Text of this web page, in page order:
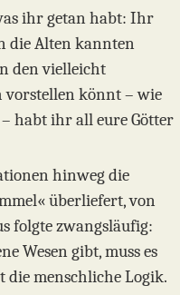
ihr getan habt: Ihr
die Alten kannten
den vielleicht
vorstellen könnt – wie
habt ihr all eure Götter
hinweg die
überliefert, von
folgte zwangsläufig:
Wesen gibt, muss es
die menschliche Logik.